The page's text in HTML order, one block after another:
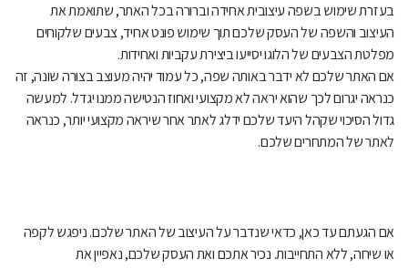
בעזרת שימוש בשפה עיצובית אחידה וברורה בכל האתר, שתואמת את
העיצוב והשפה של העסק שלכם תוך שימוש פונט אחיד, צבעים שלקוחים
מפלטת הצבעים של הלוגו יסייעו ביצירת עקביות ואחידות.
אם האתר שלכם לא ידבר באותה שפה, כל עמוד יהיה מעוצב בצורה שונה, זה
כנראה יגרום לכך שהוא יראה לא מקצועי ואחוז הנטישה ממנו יגדל. למעשה
גדול הסיכוי שקהל היעד שלכם ידלג לאתר אחר שיראה מקצועי יותר, כנראה
לאתר של המתחרים שלכם.
אם הגעתם עד כאן, כדאי שנדבר על העיצוב של האתר שלכם. ניפגש לקפה
או שיחה, ללא התחייבות. נכיר אתכם ואת העסק שלכם, נאפיין את